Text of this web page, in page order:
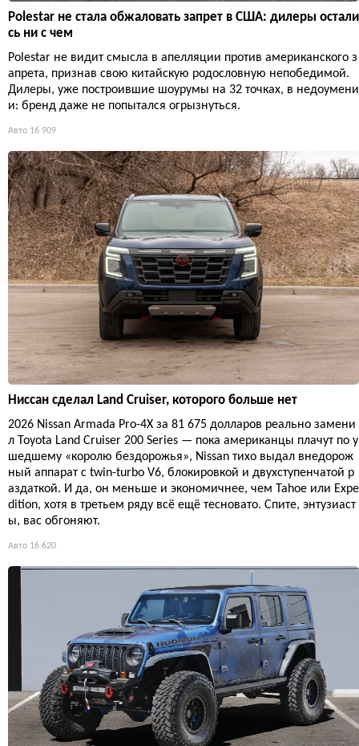
Polestar не стала обжаловать запрет в США: дилеры остали
сь ни с чем
Polestar не видит смысла в апелляции против американского з
апрета, признав свою китайскую родословную непобедимой.
Дилеры, уже построившие шоурумы на 32 точках, в недоумени
и: бренд даже не попытался огрызнуться.
Авто 16 909
Ниссан сделал Land Cruiser, которого больше нет
2026 Nissan Armada Pro-4X за 81 675 долларов реально замени
л Toyota Land Cruiser 200 Series — пока американцы плачут по у
шедшему «королю бездорожья», Nissan тихо выдал внедорож
ный аппарат с twin-turbo V6, блокировкой и двухступенчатой р
аздаткой. И да, он меньше и экономичнее, чем Tahoe или Expe
dition, хотя в третьем ряду всё ещё тесновато. Спите, энтузиаст
ы, вас обгоняют.
Авто 16 620